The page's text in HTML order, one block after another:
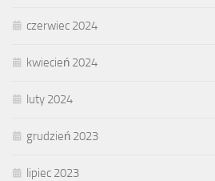
czerwiec 2024
kwiecień 2024
luty 2024
grudzień 2023
lipiec 2023